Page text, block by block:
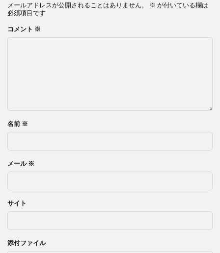
メールアドレスが公開されることはありません。 ※ が付いている欄は
必須項目です
コメント ※
名前 ※
メール ※
サイト
添付ファイル